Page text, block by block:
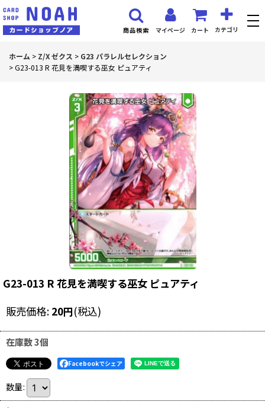
マイページ カート カテゴリ
商品検索
ホーム > Z/X ゼクス > G23 パラレルセレクション
>G23-013 R 花見を満喫する巫女 ピュアティ
G23-013 R 花見を満喫する巫女 ピュアティ
販売価格: 20円(税込)
在庫数 3個
Facebookでシェア
数量: